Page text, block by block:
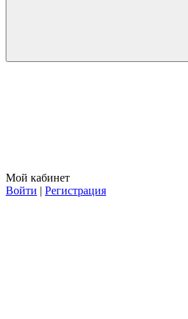
Мой кабинет
Войти | Регистрация